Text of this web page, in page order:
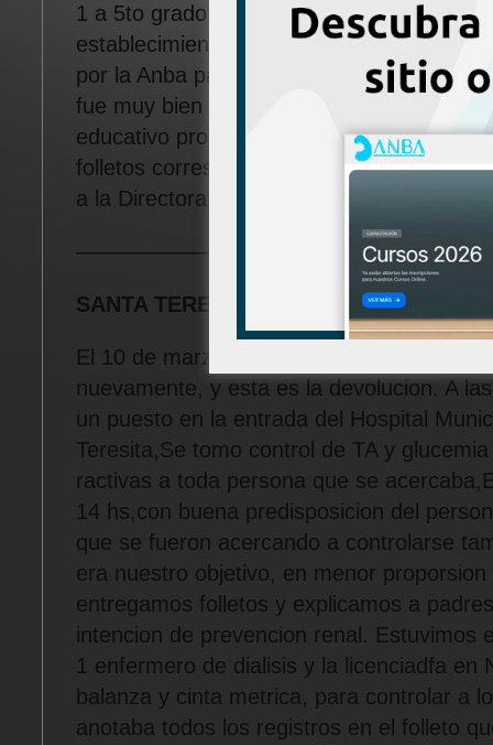
1 a 5to grado, vinieron los papas ,
establecimiento educativo. Utilizamos el
por la Anba para dicha oportunidad (Reni
fue muy bien aceptado por los niños y
educativo propio del Consejo de
folletos correspondientes a las
a la Directora de la Escuela.
SANTA TERESITA
El 10 de marzo pasado conmemoramos
nuevamente, y esta es la devolucion. A
un puesto en la entrada del Hospital
Teresita,Se tomo control de TA y
ractivas a toda persona que se
14 hs,con buena predisposicion del
que se fueron acercando a controlarse
era nuestro objetivo, en menor
entregamos folletos y explicamos a
intencion de prevencion renal. Estuvimos
1 enfermero de dialisis y la licenciadfa en
balanza y cinta metrica, para controlar a
anotaba todos los registros en el folleto